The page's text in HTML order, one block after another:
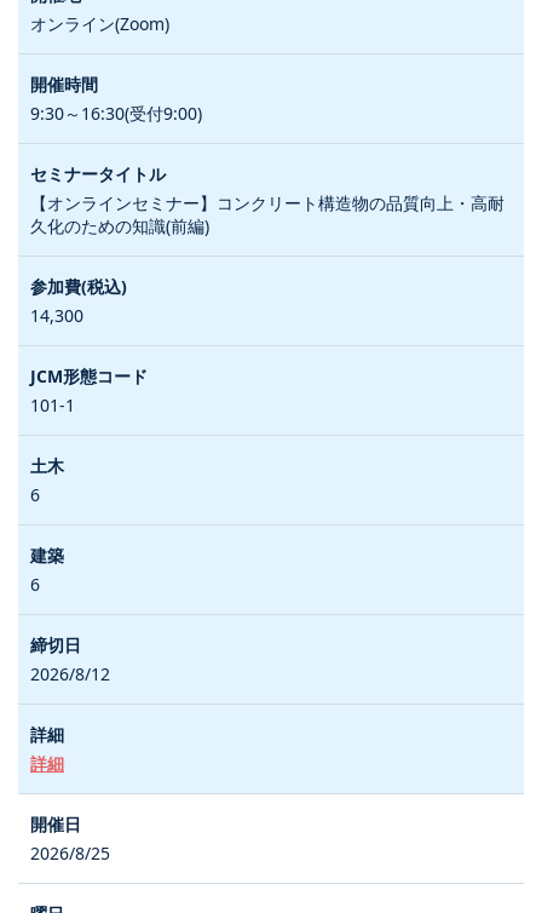
オンライン(Zoom)
9:30～16:30(受付9:00)
【オンラインセミナー】コンクリート構造物の品質向上・高耐
久化のための知識(前編)
14,300
101-1
6
6
2026/8/12
詳細
2026/8/25